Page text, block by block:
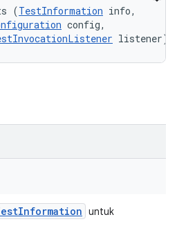
(TestInformation info,
config,
listener)
Information untuk